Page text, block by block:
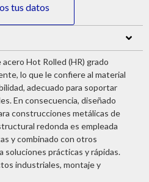
tus datos
Hot Rolled (HR) grado
lo que le confiere al material
adecuado para soportar
En consecuencia, diseñado
construcciones metálicas de
redonda es empleada
y combinado con otros
prácticas y rápidas.
industriales, montaje y